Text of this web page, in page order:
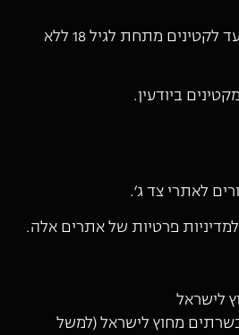
השימוש באתר אינו מיועד לקטינים מתחת לגיל 18 ללא
ביודעין.
לאתרי צד ג׳.
למדיניות פרטיות של אתרים אלה.
לישראל
מחוץ לישראל (למשל